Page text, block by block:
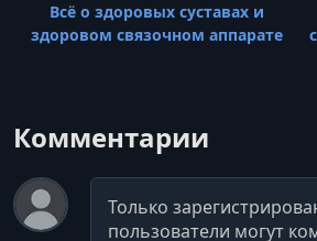
Всё о здоровых суставах и
здоровом связочном аппарате
Комментарии
Комментарий